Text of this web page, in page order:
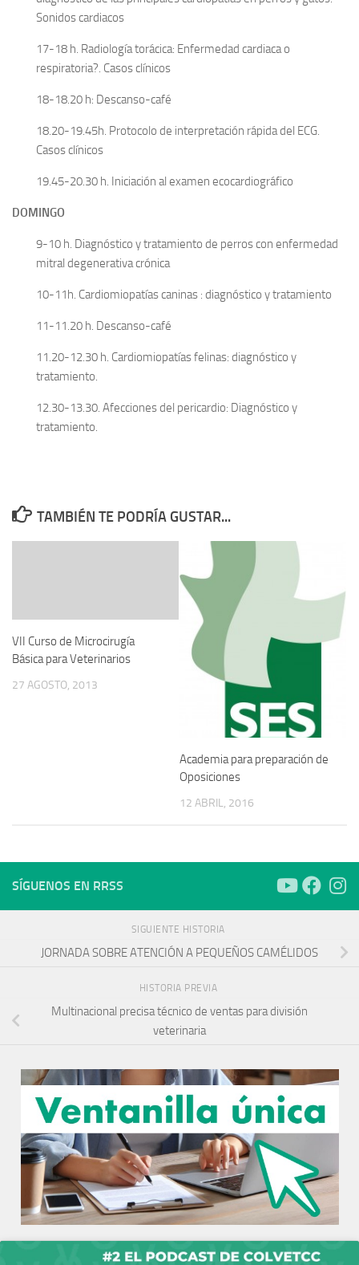
Sonidos cardiacos
17-18 h. Radiología torácica: Enfermedad cardiaca o
respiratoria?. Casos clínicos
18-18.20 h: Descanso-café
18.20-19.45h. Protocolo de interpretación rápida del ECG.
Casos clínicos
19.45-20.30 h. Iniciación al examen ecocardiográfico
DOMINGO
9-10 h. Diagnóstico y tratamiento de perros con enfermedad
mitral degenerativa crónica
10-11h. Cardiomiopatías caninas : diagnóstico y tratamiento
11-11.20 h. Descanso-café
11.20-12.30 h. Cardiomiopatías felinas: diagnóstico y
tratamiento.
12.30-13.30. Afecciones del pericardio: Diagnóstico y
tratamiento.
TAMBIÉN TE PODRÍA GUSTAR...
VII Curso de Microcirugía
Básica para Veterinarios
27 AGOSTO, 2013
Academia para preparación de
Oposiciones
12 ABRIL, 2016
SÍGUENOS EN RRSS
SIGUIENTE HISTORIA
JORNADA SOBRE ATENCIÓN A PEQUEÑOS CAMÉLIDOS
HISTORIA PREVIA
Multinacional precisa técnico de ventas para división
veterinaria